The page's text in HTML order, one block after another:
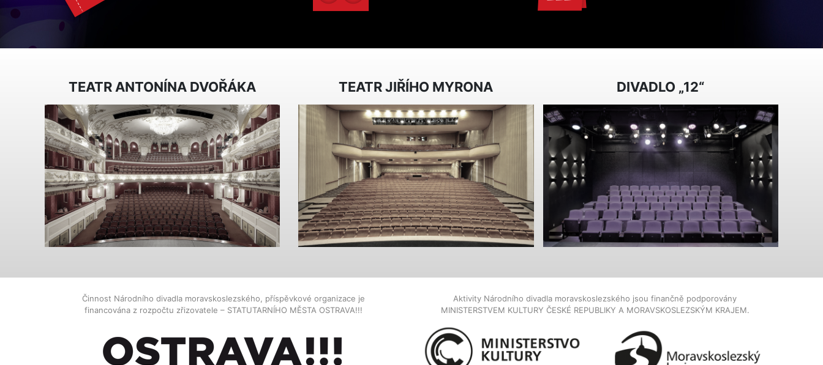
TEATR ANTONÍNA DVOŘÁKA TEATR JIŘÍHO MYRONA DIVADLO „12“
Činnost Národního divadla moravskoslezského, příspěvkové organizace je
financována z rozpočtu zřizovatele – STATUTARNÍHO MĚSTA OSTRAVA!!!
Aktivity Národního divadla moravskoslezského jsou finančně podporovány
MINISTERSTVEM KULTURY ČESKÉ REPUBLIKY A MORAVSKOSLEZSKÝM KRAJEM.